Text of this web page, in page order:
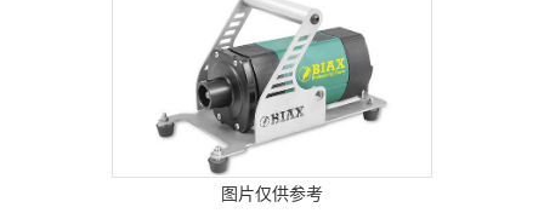
图片仅供参考